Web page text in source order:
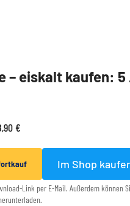
– eiskalt kaufen:
€
Im Shop
Link per E-Mail. Außerdem können